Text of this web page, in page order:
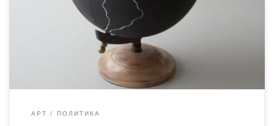
арт-группы "Левые Интеллектуалы", который попросил
рассказать публике об их творчестве и дал небольшое
интервью в джаббере.
АРТ ПОЛИТИКА